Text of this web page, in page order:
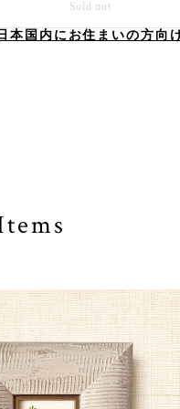
Sold out
本国内にお住まいの方向